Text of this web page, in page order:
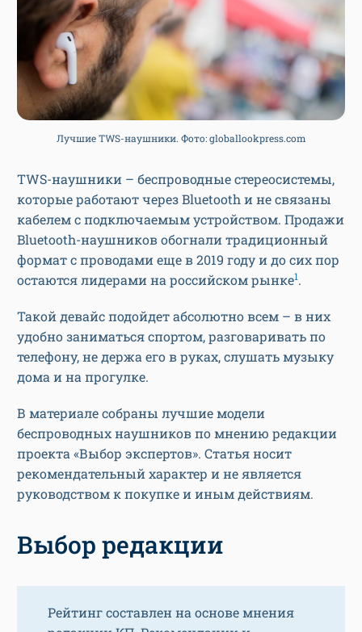
Лучшие TWS-наушники. Фото: globallookpress.com
TWS-наушники – беспроводные стереосистемы,
которые работают через Bluetooth и не связаны
кабелем с подключаемым устройством. Продажи
Bluetooth-наушников обогнали традиционный
формат с проводами еще в 2019 году и до сих пор
остаются лидерами на российском рынке1.
Такой девайс подойдет абсолютно всем – в них
удобно заниматься спортом, разговаривать по
телефону, не держа его в руках, слушать музыку
дома и на прогулке.
В материале собраны лучшие модели
беспроводных наушников по мнению редакции
проекта «Выбор экспертов». Статья носит
рекомендательный характер и не является
руководством к покупке и иным действиям.
Выбор редакции
Рейтинг составлен на основе мнения